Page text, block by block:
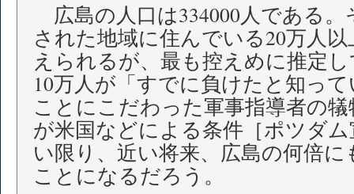
広島の人口は334000人である
された地域に住んでいる20万人
えられるが、最も控えめに推定
10万人が「すでに負けたと知っ
ことにこだわった軍事指導者の
が米国などによる条件［ポツダ
い限り、近い将来、広島の何倍
ことになるだろう。